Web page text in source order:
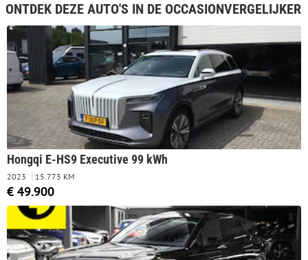
ONTDEK DEZE AUTO'S IN DE OCCASIONVERGELIJKER
Hongqi E-HS9 Executive 99 kWh
2023 15.773 KM
€ 49.900